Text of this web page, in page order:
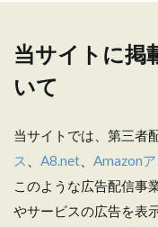
当サイトに掲
いて
当サイトでは、第三者
ス
A8.net Amazon
このような広告配信事
やサービスの広告を表